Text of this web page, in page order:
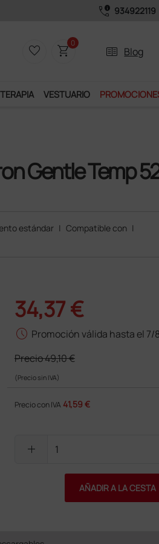
call_quality 934922119
favorite_border shopping_cart0
two_pager Blog
TERAPIA VESTUARIO
Gentle Temp
estándar | Compatible con |
34,37 €
schedule Promoción válida hasta el 7/
Precio49,10 €
(Precio sin IVA)
Precio con IVA 41,59 €
add
AÑADIR A LA CESTA